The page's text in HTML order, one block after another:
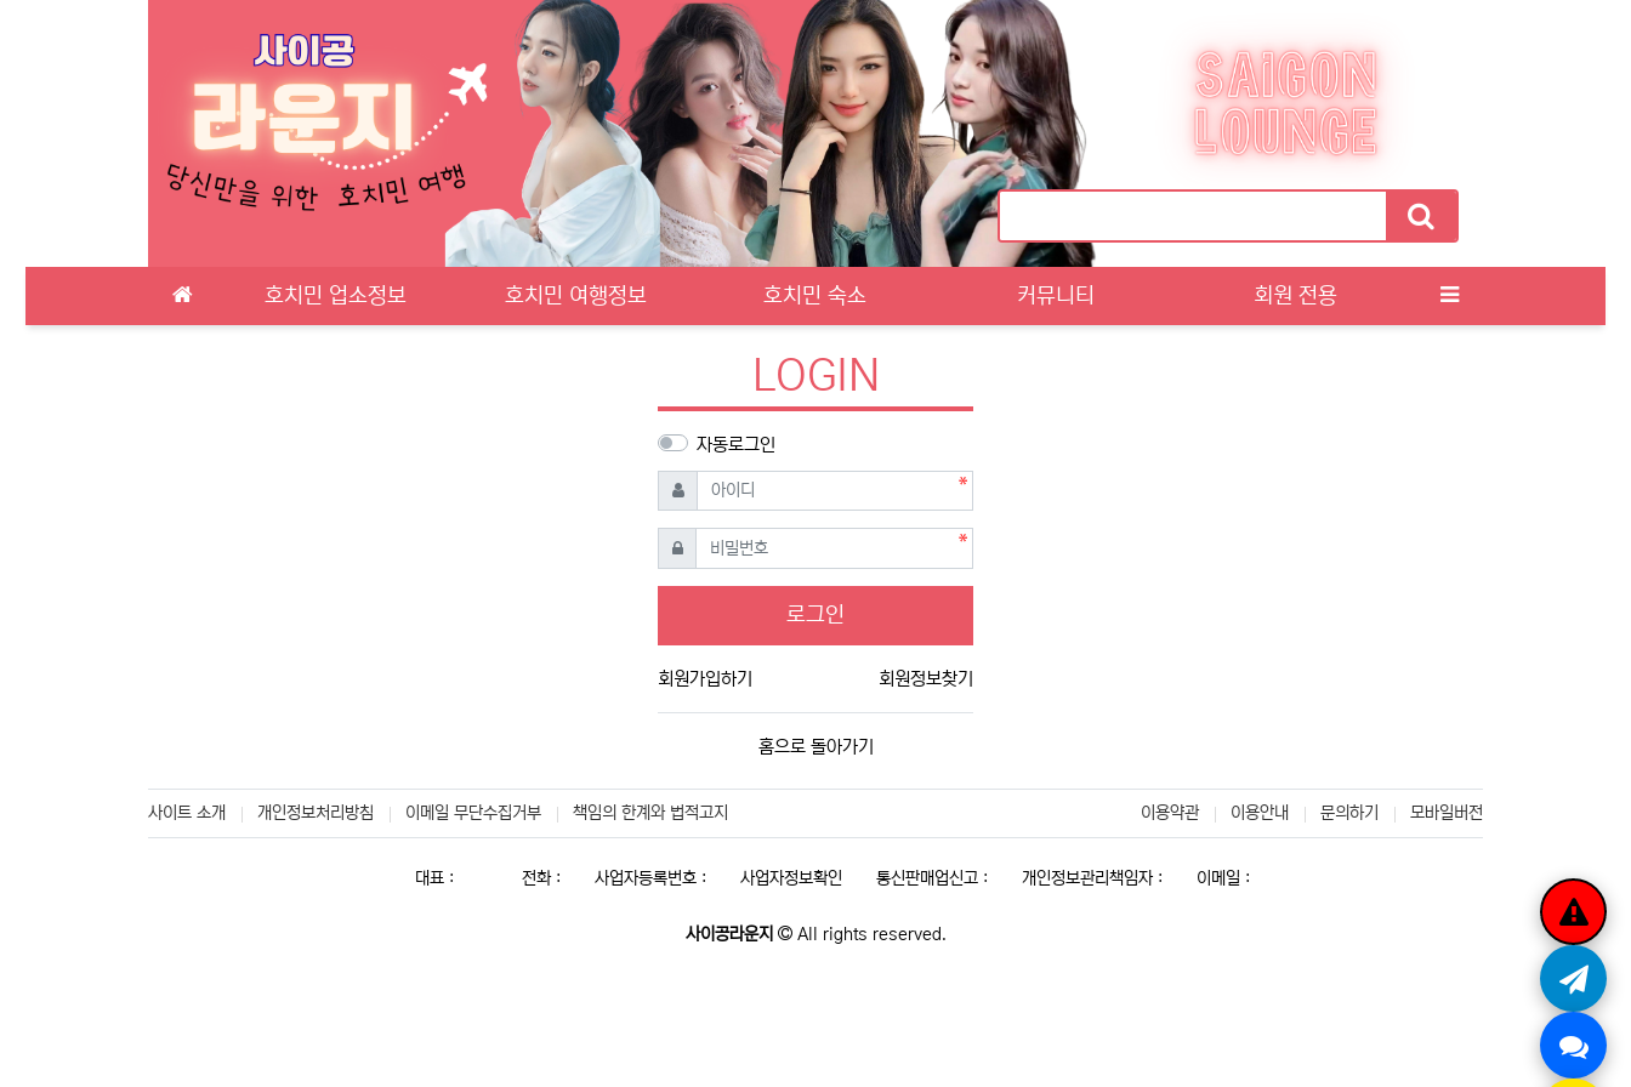
호치민 업소정보 호치민 여행정보 호치민 숙소 커뮤니티 회원 전용
LOGIN
자동로그인
아이디
필수
비밀번호필수
로그인
회원가입하기 회원정보찾기
홈으로 돌아가기
사이트 소개 개인정보처리방침 이메일 무단수집거부 책임의 한계와 법적고지 이용약관 이용안내 문의하기 모바일버전
대표 : 전화 : 사업자등록번호 : 사업자정보확인 통신판매업신고 : 개인정보관리책임자 : 이메일 :
사이공라운지 All rights reserved.